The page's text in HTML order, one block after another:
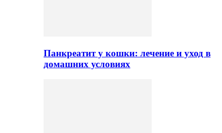
Панкреатит у кошки: лечение и уход в
домашних условиях